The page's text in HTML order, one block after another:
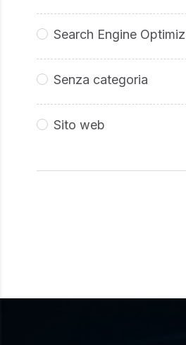
Search Engine
Senza categoria
Sito web